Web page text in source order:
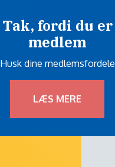
Tak, fordi du er
medlem
Husk dine medlemsfordele
LÆS MERE